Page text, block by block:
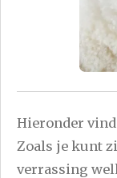
Hieronder vind
Zoals je kunt
verrassing